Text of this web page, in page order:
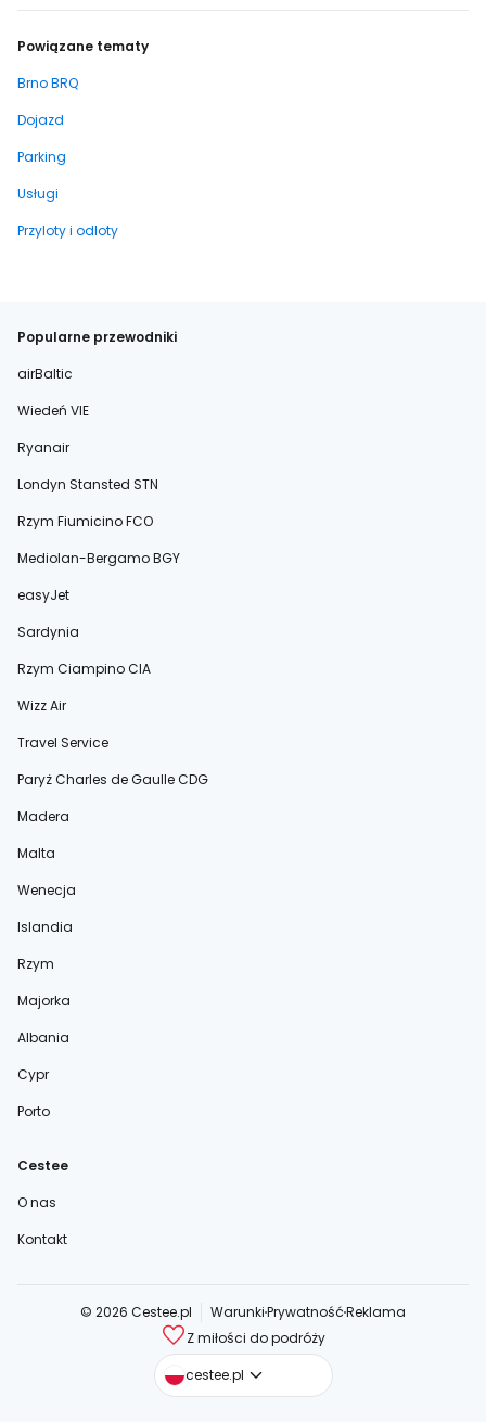
Powiązane tematy
Brno BRQ
Dojazd
Parking
Usługi
Przyloty i odloty
Popularne przewodniki
airBaltic
Wiedeń VIE
Ryanair
Londyn Stansted STN
Rzym Fiumicino FCO
Mediolan-Bergamo BGY
easyJet
Sardynia
Rzym Ciampino CIA
Wizz Air
Travel Service
Paryż Charles de Gaulle CDG
Madera
Malta
Wenecja
Islandia
Rzym
Majorka
Albania
Cypr
Porto
Cestee
O nas
Kontakt
© 2026 Cestee.pl WarunkiPrywatnośćReklama
Z miłości do podróży
cestee.pl
cestee.com
cestee.sk